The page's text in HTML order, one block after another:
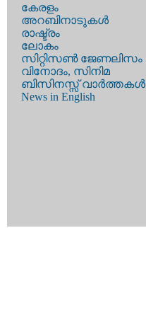
കേരളം
അറബിനാടുകള്‍
രാഷ്ട്രം
ലോകം
സിറ്റിസണ്‍ ജേണലിസം
വിനോദം, സിനിമ
ബിസിനസ്സ് വാര്‍ത്തകള്‍
News in English